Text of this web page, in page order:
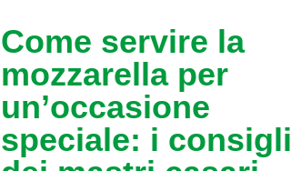
Come servire la
mozzarella per
un’occasione
speciale: i consigli